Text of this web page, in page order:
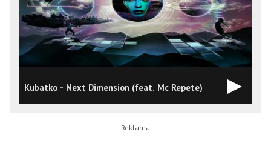
Kubatko - Next Dimension (feat. Mc Repete)